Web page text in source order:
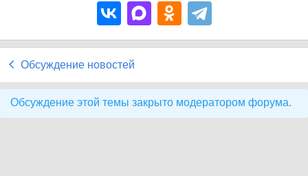
Обсуждение новостей
Обсуждение этой темы закрыто модератором форума.